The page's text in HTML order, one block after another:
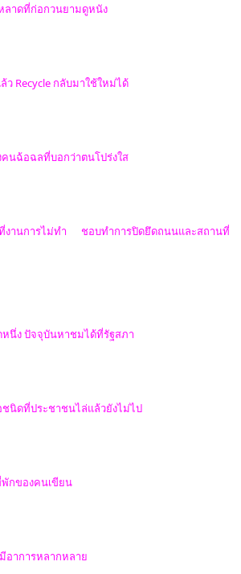
ลาดที่ก่อกวนยามดูหนัง
ว Recycle กลับมาใช้ใหม่ได้
นฉ้อฉลที่บอกว่าตนโปร่งใส
งานการไม่ทำ ชอบทำการปิดยึดถนนและสถานที่
หนึ่งปัจจุบันหาชมได้ที่รัฐสภา
ชนิดที่ประชาชนไล่แล้วยังไม่ไป
กของคนเขียน
อาการหลากหลาย